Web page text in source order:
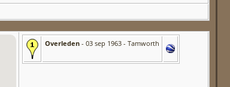
Overleden - 03 sep 1963 - Tamworth